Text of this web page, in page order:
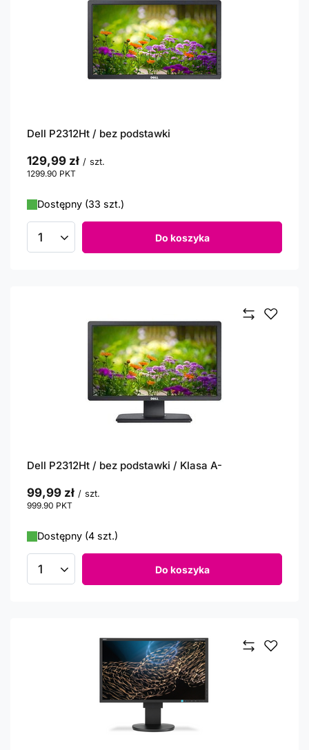
Dell P2312Ht / bez podstawki
129,99 zł / szt.
1299.90 PKT
Dostępny (33 szt.)
Ilość produktów Do koszyka
Dell P2312Ht / bez podstawki / Klasa A-
99,99 zł / szt.
999.90 PKT
Dostępny (4 szt.)
Ilość produktów Do koszyka